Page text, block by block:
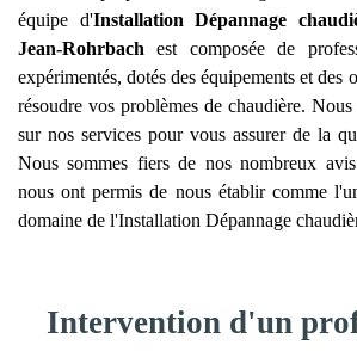
équipe d'Installation Dépannage
Jean-Rohrbach est composée de
expérimentés, dotés des équipements et des
résoudre vos problèmes de chaudière.
sur nos services pour vous assurer de la
Nous sommes fiers de nos nombreux
nous ont permis de nous établir comme
domaine de l'Installation Dépannage
Intervention d'un